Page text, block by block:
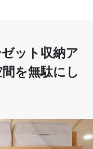
ット収納ア
を無駄にし